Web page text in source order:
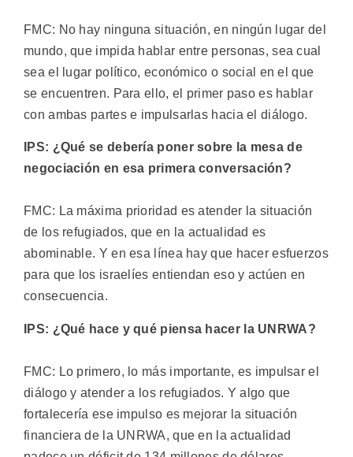
FMC: No hay ninguna situación, en ningún lugar del
mundo, que impida hablar entre personas, sea cual
sea el lugar político, económico o social en el que
se encuentren. Para ello, el primer paso es hablar
con ambas partes e impulsarlas hacia el diálogo.
IPS: ¿Qué se debería poner sobre la mesa de
negociación en esa primera conversación?
FMC: La máxima prioridad es atender la situación
de los refugiados, que en la actualidad es
abominable. Y en esa línea hay que hacer esfuerzos
para que los israelíes entiendan eso y actúen en
consecuencia.
IPS: ¿Qué hace y qué piensa hacer la UNRWA?
FMC: Lo primero, lo más importante, es impulsar el
diálogo y atender a los refugiados. Y algo que
fortalecería ese impulso es mejorar la situación
financiera de la UNRWA, que en la actualidad